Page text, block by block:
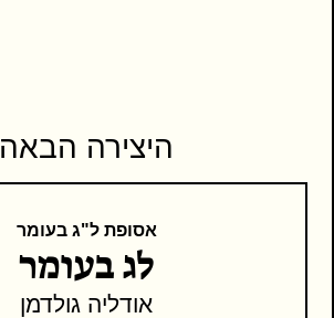
היצירה הבאה
אסופת ל"ג בעומר
לג בעומר
אודליה גולדמן